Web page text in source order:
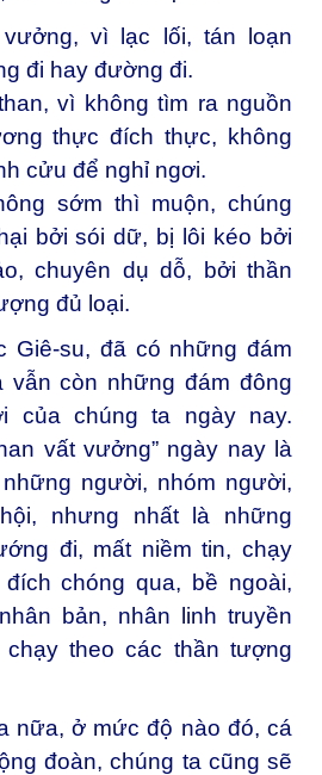
vì lạc lối, tán loạn
đi hay đường đi.
vì không tìm ra nguồn
thực đích thực, không
cửu để nghỉ ngơi.
sớm thì muộn, chúng
bởi sói dữ, bị lôi kéo bởi
chuyên dụ dỗ, bởi thần
đủ loại.
Giê-su, đã có những đám
vẫn còn những đám đông
của chúng ta ngày nay.
vất vưởng” ngày nay là
người, nhóm người,
nhưng nhất là những
đi, mất niềm tin, chạy
chóng qua, bề ngoài,
bản, nhân linh truyền
theo các thần tượng
nữa, ở mức độ nào đó, cá
đoàn, chúng ta cũng sẽ